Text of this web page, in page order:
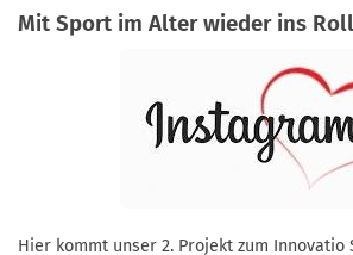
Mit Sport im Alter wieder ins
Hier kommt unser 2. Projekt zum Innovatio